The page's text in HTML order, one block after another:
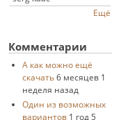
Ещё
Комментарии
А как можно ещё
скачать 6 месяцев 1
неделя назад
Один из возможных
вариантов 1 год 5